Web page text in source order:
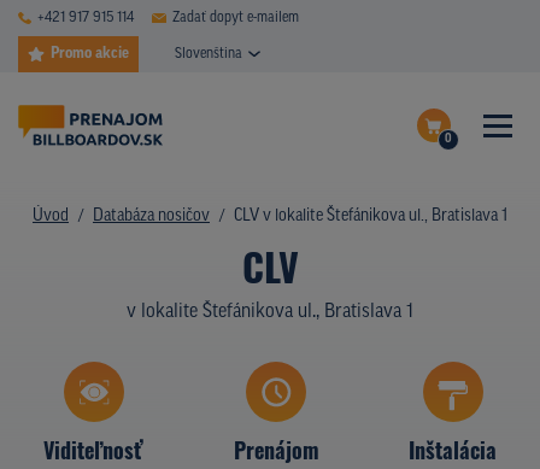
+421 917 915 114 Zadať dopyt e-mailem
Promo akcie Slovenština
0
Dokončiť dopyt
Zobraziť nosiče na mape
DATABÁZA NOSIČOV
PLOCHY V AKCII
TYPY NOSIČOV
Z PRAXE
Úvod Databáza nosičov CLV v lokalite Štefánikova ul., Bratislava 1
CLV
v lokalite Štefánikova ul., Bratislava 1
Viditeľnosť Prenájom Inštalácia